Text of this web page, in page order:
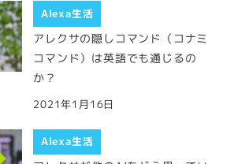
Alexa生活
アレクサの隠しコマンド（コナミ
コマンド）は英語でも通じるの
か？
2021年1月16日
Alexa生活